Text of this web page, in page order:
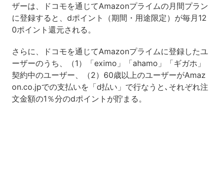
ザーは、ドコモを通じてAmazonプライムの月間プラン
に登録すると、dポイント（期間・用途限定）が毎月12
0ポイント還元される。
さらに、ドコモを通じてAmazonプライムに登録したユ
ーザーのうち、（1）「eximo」「ahamo」「ギガホ」
契約中のユーザー、（2）60歳以上のユーザーがAmaz
on.co.jpでの支払いを「d払い」で行なうと､それぞれ注
文金額の1％分のdポイントが貯まる。